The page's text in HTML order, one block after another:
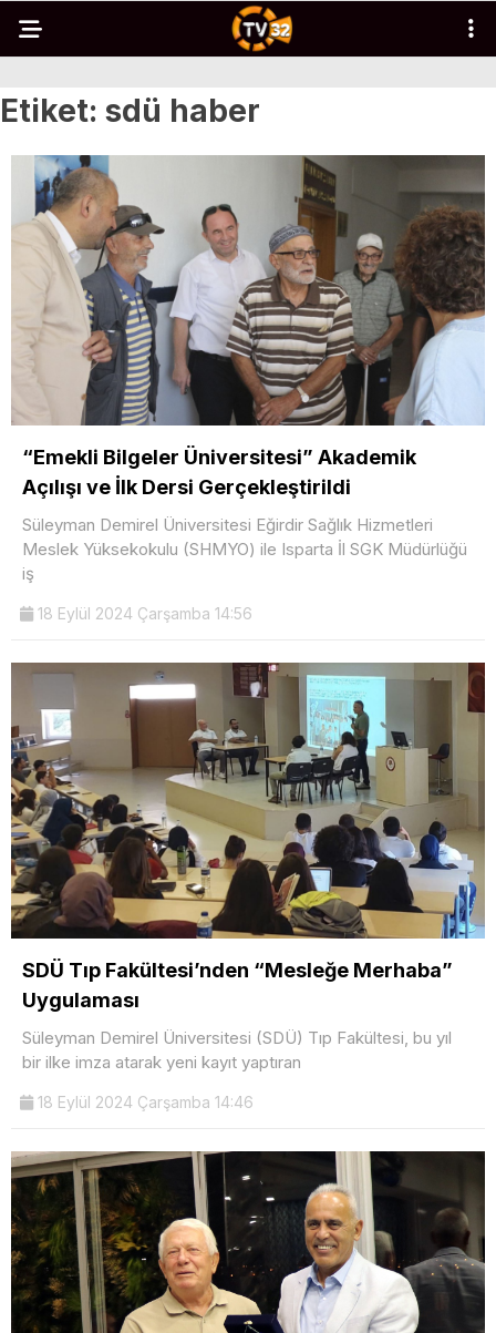
Etiket: sdü haber
“Emekli Bilgeler Üniversitesi” Akademik
Açılışı ve İlk Dersi Gerçekleştirildi
Süleyman Demirel Üniversitesi Eğirdir Sağlık Hizmetleri
Meslek Yüksekokulu (SHMYO) ile Isparta İl SGK Müdürlüğü
iş
18 Eylül 2024 Çarşamba 14:56
SDÜ Tıp Fakültesi’nden “Mesleğe Merhaba”
Uygulaması
Süleyman Demirel Üniversitesi (SDÜ) Tıp Fakültesi, bu yıl
bir ilke imza atarak yeni kayıt yaptıran
18 Eylül 2024 Çarşamba 14:46